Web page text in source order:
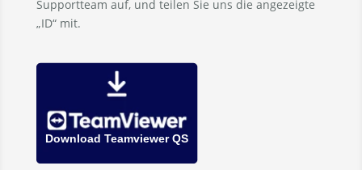
Supportteam auf, und teilen Sie uns die angezeigte
„ID“ mit.
Download Teamviewer QS